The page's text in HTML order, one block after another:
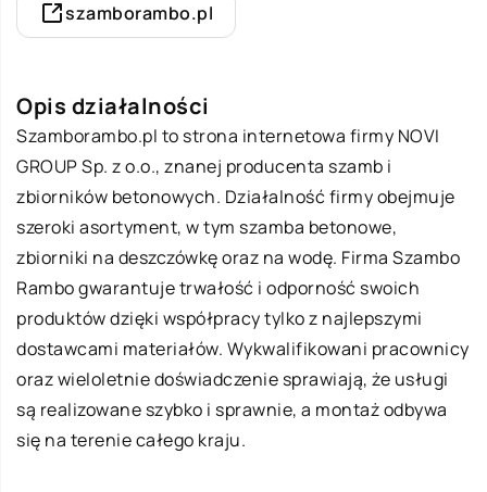
szamborambo.pl
Opis działalności
Szamborambo.pl to strona internetowa firmy NOVI
GROUP Sp. z o.o., znanej producenta szamb i
zbiorników betonowych. Działalność firmy obejmuje
szeroki asortyment, w tym szamba betonowe,
zbiorniki na deszczówkę oraz na wodę. Firma Szambo
Rambogwarantuje trwałość i odporność swoich
produktów dzięki współpracy tylko z najlepszymi
dostawcami materiałów. Wykwalifikowani pracownicy
oraz wieloletnie doświadczenie sprawiają, że usługi
są realizowane szybko i sprawnie, a montaż odbywa
się na terenie całego kraju.